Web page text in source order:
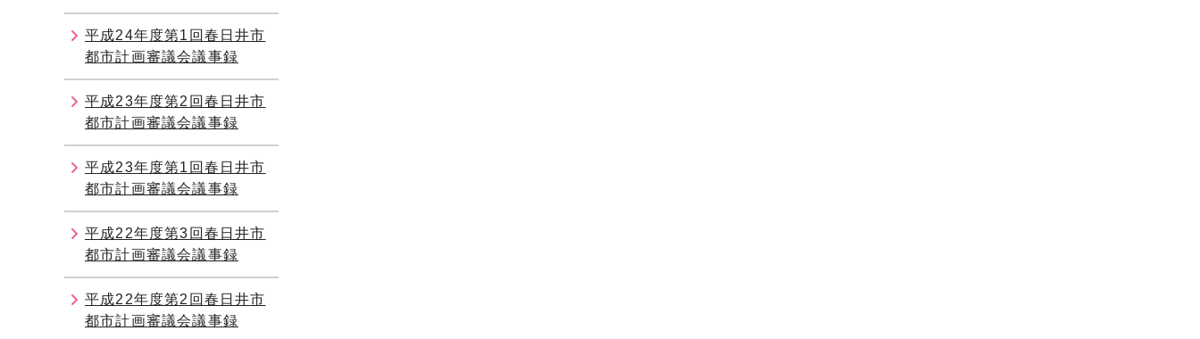
平成24年度第1回春日井市
都市計画審議会議事録
平成23年度第2回春日井市
都市計画審議会議事録
平成23年度第1回春日井市
都市計画審議会議事録
平成22年度第3回春日井市
都市計画審議会議事録
平成22年度第2回春日井市
都市計画審議会議事録